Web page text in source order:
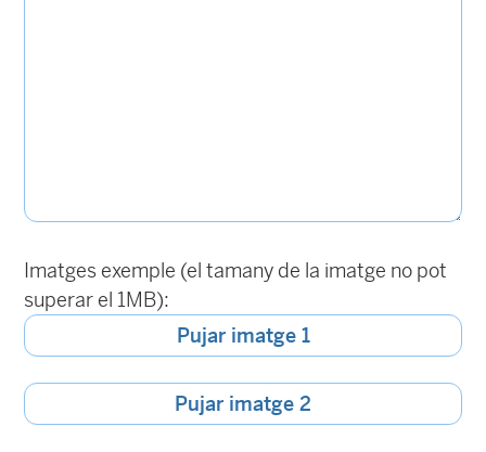
Imatges exemple (el tamany de la imatge no pot
superar el 1MB):
Pujar imatge 1
Pujar imatge 2